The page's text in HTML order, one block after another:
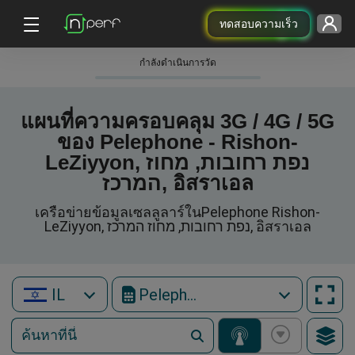
ทดสอบความเร็ว
กําลังดําเนินการวัด
แผนที่ความครอบคลุม 3G / 4G / 5G
ของ Pelephone - Rishon-
LeZiyyon, נפת רחובות, מחוז
המרכז, อิสราเอล
เครือข่ายข้อมูลเซลลูลาร์ในPelephone Rishon-
LeZiyyon, נפת רחובות, מחוז המרכז, อิสราเอล
IL Pelephone